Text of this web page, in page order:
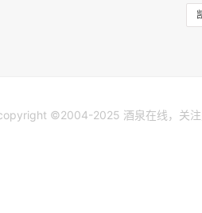
©2004-2025 酒泉在线，关注